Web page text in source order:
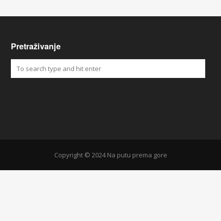
Pretraživanje
Copyright © 2024 Na putu prema gore